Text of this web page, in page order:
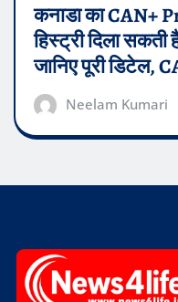
कनाडा का CAN+
हिस्ट्री दिला
जानिए पूरी डिटेल,
Neelam Kumari